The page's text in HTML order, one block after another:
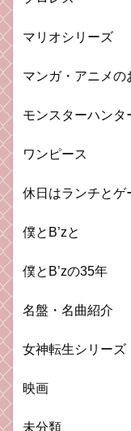
マリオシリーズ
マンガ・アニメの
モンスターハンタ
ワンピース
休日はランチとゲ
僕とB’zと
僕とB’zの35年
名盤・名曲紹介
女神転生シリーズ
映画
未分類